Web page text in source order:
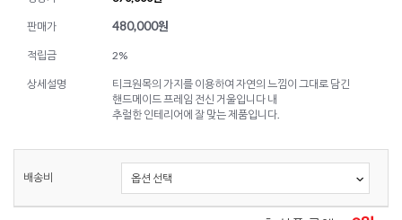
판매가 480,000원
적립금 2%
상세설명
티크원목의 가지를 이용하여 자연의 느낌이 그대로 담긴
핸드메이드 프레임 전신 거울입니다 내
추럴한 인테리어에 잘 맞는 제품입니다.
배송비